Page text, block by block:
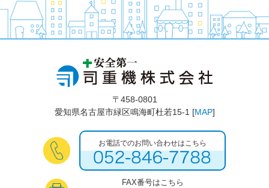
〒458-0801
愛知県名古屋市緑区鳴海町杜若15-1 [MAP]
お電話でのお問い合わせはこちら
FAX番号はこちら